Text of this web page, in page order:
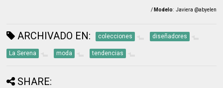
/ Modelo: Javiera @abyelen
ARCHIVADO EN: colecciones diseñadores
La Serena moda tendencias
SHARE: